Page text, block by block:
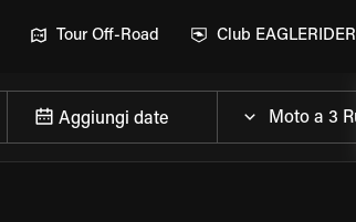
Tour Off-Road Club EAGLERIDER
Aggiungi date